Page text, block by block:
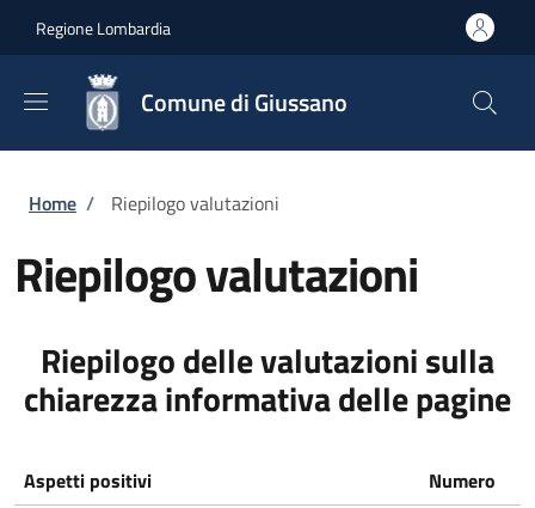
Regione Lombardia
Comune di Giussano
Briciole di pane
Home / Riepilogo valutazioni
Riepilogo valutazioni
Riepilogo delle valutazioni sulla
chiarezza informativa delle pagine
Aspetti positivi
Numero